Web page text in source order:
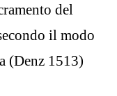
del
il modo
(Denz 1513)